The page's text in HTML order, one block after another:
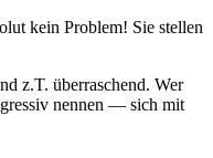
kein Problem! Sie stellen
z.T. überraschend. Wer
nennen — sich mit